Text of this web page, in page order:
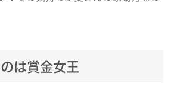
は賞金女王